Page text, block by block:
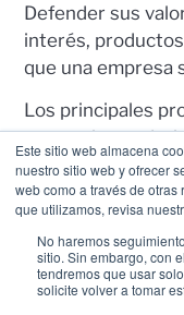
Este sitio web almacena
nuestro sitio web y ofrecer
web como a través de
que utilizamos, revisa
No haremos
sitio. Sin embargo, con
tendremos que usar
solicite volver a tomar
Defender sus
interés,
que una empresa
Los principales
marca vienen
de estos
elementos por no
que desarrollan la
puntuales
la marca que
muchos